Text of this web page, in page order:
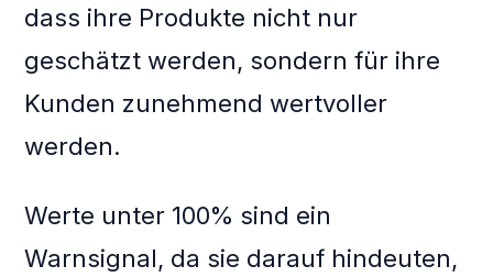
dass ihre Produkte nicht nur
geschätzt werden, sondern für ihre
Kunden zunehmend wertvoller
werden.
Werte unter 100% sind ein
Warnsignal, da sie darauf hindeuten,